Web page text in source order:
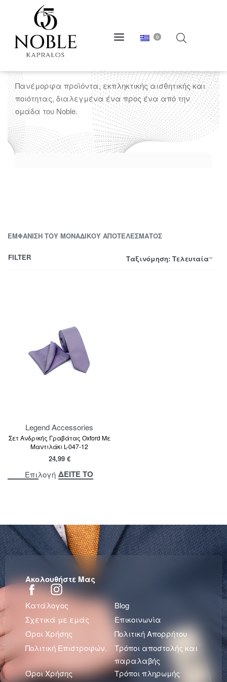
0
VIOLET LIGHT
Πανέμορφα προϊόντα, εκπληκτικής αισθητικής και
ποιότητας, διαλεγμένα ένα προς ένα από την
ομάδα του Noble.
ΕΜΦΆΝΙΣΗ ΤΟΥ ΜΟΝΑΔΙΚΟΎ ΑΠΟΤΕΛΈΣΜΑΤΟΣ
Ταξινόμηση: Τελευταία
FILTER
Legend Accessories
Σετ Ανδρικής Γραβάτας Oxford Με
Μαντιλάκι L-047-12
24,99 €
Επιλογή ΔΕΙΤΕ ΤΟ
Ακολουθήστε Μας
Κατάλογος
Blog
Σχετικά με εμάς
Επικοινωνία
Όροι Χρήσης
Πολιτική Απορρήτου
Πολιτική Επιστροφών.
Τρόποι αποστολής και
παραλαβής
Όροι Χρήσης
Τρόποι πληρωμής